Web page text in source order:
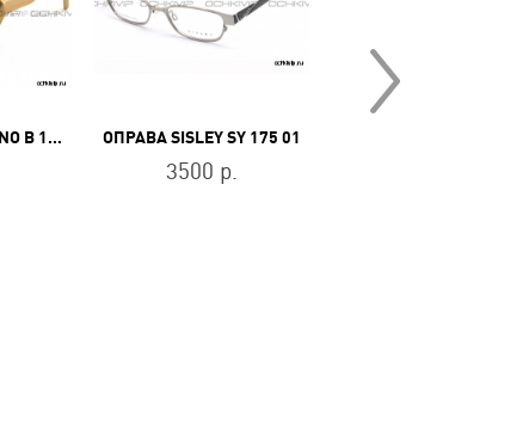
ОПРАВА BORSALINO B 170 C3 ОПРАВА SISLEY SY 175 01
3500 р.